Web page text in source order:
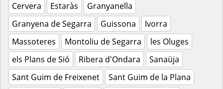
Cervera Estaràs
Granyanella
Granyena de Segarra
Guissona
Ivorra
Massoteres
Montoliu de Segarra
les Oluges
els Plans de Sió
Ribera d'Ondara
Sanaüja
Sant Guim de Freixenet
Sant Guim de la Plana